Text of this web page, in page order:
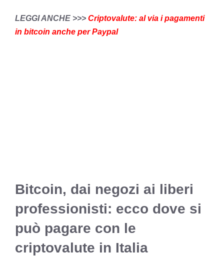
LEGGI ANCHE >>> Criptovalute: al via i pagamenti
in bitcoin anche per Paypal
Bitcoin, dai negozi ai liberi
professionisti: ecco dove si
può pagare con le
criptovalute in Italia